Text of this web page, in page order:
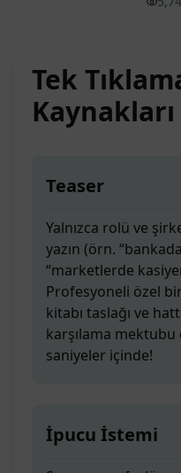
Tek
Teaser
Yalnızca rolü ve
yazın (örn.
“marketlerde
Profesyoneli özel
kitabı taslağı ve
karşılama
saniyeler içinde!
İpucu İstemi